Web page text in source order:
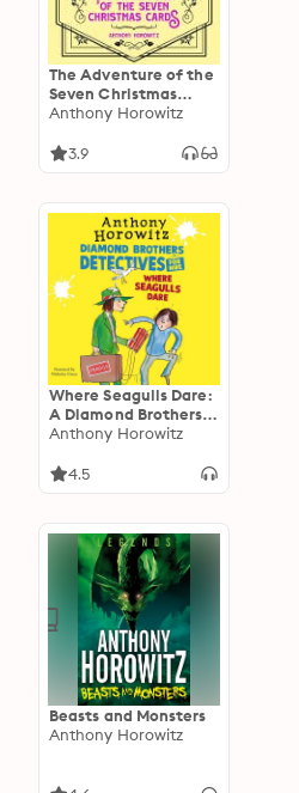
The Adventure of the
Seven Christmas
Cards – A Sherlock
Story
Anthony Horowitz
3.9
Where Seagulls Dare:
A Diamond Brothers
Case: A Diamond
Anthony Horowitz
4.5
Beasts and Monsters
Anthony Horowitz